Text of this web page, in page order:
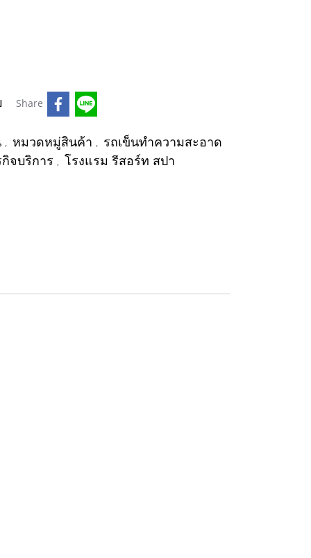
Share
, หมวดหมู่สินค้า , รถเข็นทำความสะอาด
จบริการ , โรงแรม รีสอร์ท สปา